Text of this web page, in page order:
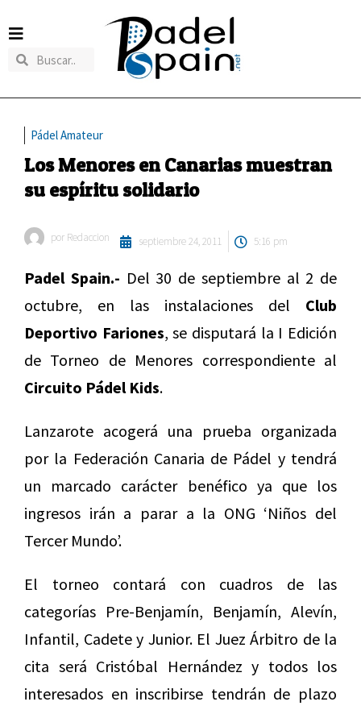
Pádel Amateur
Los Menores en Canarias muestran
su espíritu solidario
por Redaccion septiembre 24, 2011 5:16 pm
Padel Spain.- Del 30 de septiembre al 2 de
octubre, en las instalaciones del Club
Deportivo Fariones, se disputará la I Edición
de Torneo de Menores correspondiente al
Circuito Pádel Kids.
Lanzarote acogerá una prueba organizada
por la Federación Canaria de Pádel y tendrá
un marcado carácter benéfico ya que los
ingresos irán a parar a la ONG ‘Niños del
Tercer Mundo’.
El torneo contará con cuadros de las
categorías Pre-Benjamín, Benjamín, Alevín,
Infantil, Cadete y Junior. El Juez Árbitro de la
cita será Cristóbal Hernández y todos los
interesados en inscribirse tendrán de plazo